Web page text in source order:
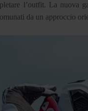
l’outfit. La nuova
da un approccio